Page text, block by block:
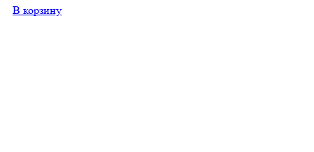
В корзину